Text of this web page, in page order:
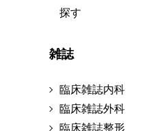
探す
雑誌
臨床雑誌内科
臨床雑誌外科
臨床雑誌整形